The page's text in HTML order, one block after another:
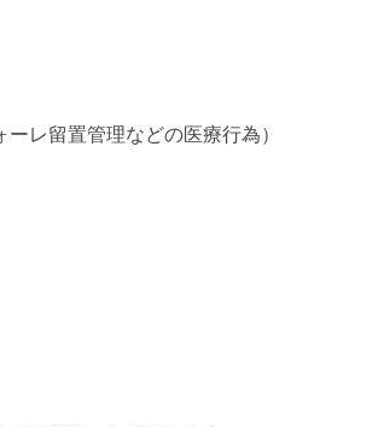
レ留置管理などの医療行為）